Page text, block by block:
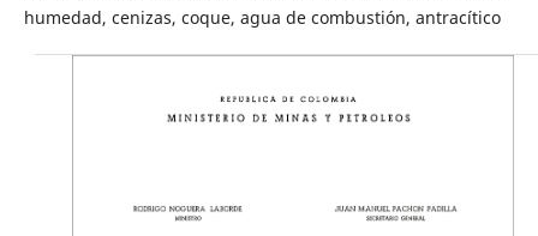
humedad, cenizas, coque, agua de combustión, antracítico